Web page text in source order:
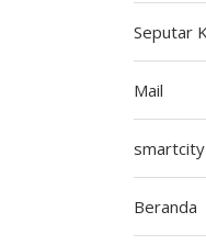
Seputar
Mail
smartcity
Beranda